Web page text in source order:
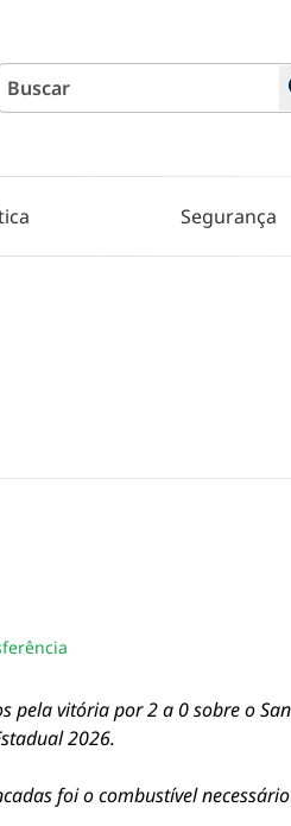
Segurança
pela vitória por 2 a 0 sobre o
2026.
foi o combustível